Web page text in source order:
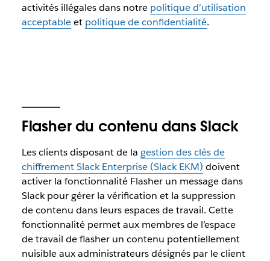
activités illégales dans notre politique d’utilisation
acceptableet politique de confidentialité.
Flasher du contenu dans Slack
Les clients disposant de la gestion des clés de
chiffrement Slack Enterprise (Slack EKM) doivent
activer la fonctionnalité Flasher un message dans
Slack pour gérer la vérification et la suppression
de contenu dans leurs espaces de travail. Cette
fonctionnalité permet aux membres de l’espace
de travail de flasher un contenu potentiellement
nuisible aux administrateurs désignés par le client